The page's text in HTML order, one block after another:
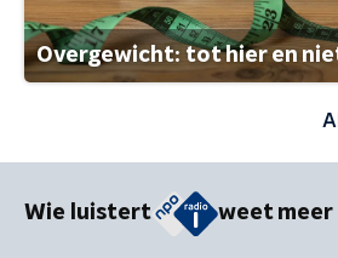
Overgewicht: tot hier en
Wie luistert weet meer